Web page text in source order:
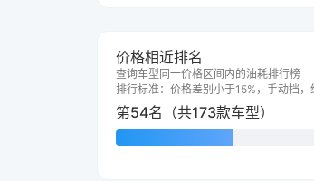
价格相近排名
查询车型同一价格区间内的油耗排行榜
排行标准：价格差别小于15%，手动挡，
第54名（共173款车型）